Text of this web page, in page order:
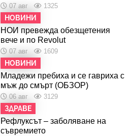
07 авг 1325
НОВИНИ
НОИ превежда обезщетения
вече и по Revolut
07 авг 1609
НОВИНИ
Младежи пребиха и се гавриха с
мъж до смърт (ОБЗОР)
06 авг 3129
ЗДРАВЕ
Рефлуксът – заболяване на
съвремието